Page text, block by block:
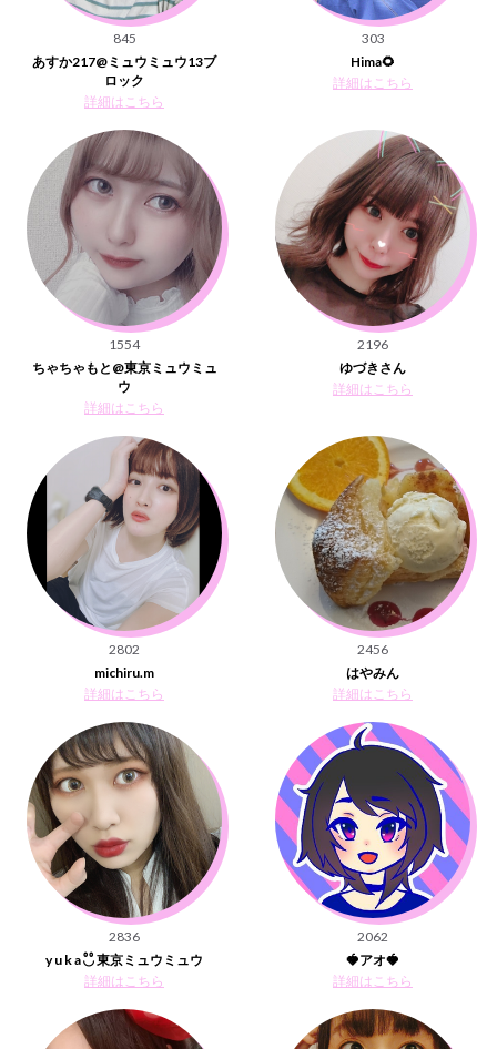
845
あすか217@ミュウミュウ13ブ
ロック
詳細はこちら
303
Hima🌻
詳細はこちら
1554
ちゃちゃもと@東京ミュウミュ
ウ
詳細はこちら
2196
ゆづきさん
詳細はこちら
2802
michiru.m
詳細はこちら
2456
はやみん
詳細はこちら
2836
y u k a ◟̊◞̊ 東京ミュウミュウ
詳細はこちら
2062
🍓アオ🍓
詳細はこちら